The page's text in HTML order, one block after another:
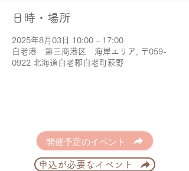
日時・場所
2025年8月03日 10:00 – 17:00
白老港 第三商港区 海岸エリア, 〒059-
0922 北海道白老郡白老町萩野
開催予定のイベント
申込が必要なイベント